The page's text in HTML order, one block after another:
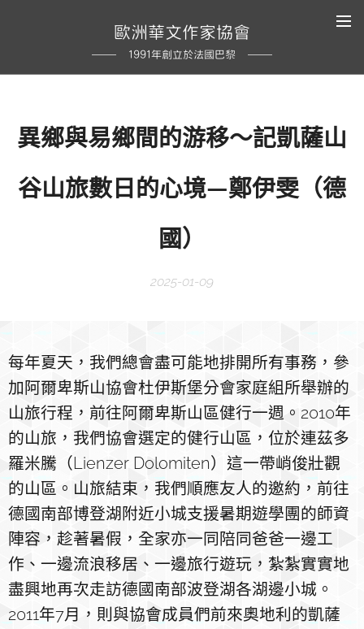
歐洲華文作家協會
1991年創立於法國巴黎
異鄉與易鄉間的游移～記凱薩山
谷山旅數日的心境—鄭伊雯（德
國）
2025-01-09
每年夏天，我們總會盡可能地排開所有事務，參
加阿爾卑斯山協會杜伊斯堡分會家庭組所舉辦的
山旅行程，前往阿爾卑斯山區健行一週。2010年
的山旅，我們協會選定的健行山區，位於連茲多
羅米騰（Lienzer Dolomiten）這一帶峭俊壯觀
的山區。山旅結束，我們順應友人的邀約，前往
德國南部博登湖附近小城支援暑期遊學團的師資
陣容，趁著暑假，全家亦一同陪同爸爸一邊工
作、一邊流浪移居、一邊旅行遊玩，紮紮實實地
盡興地再次走訪德國南部波登湖各湖邊小城。
2011年7月，則與協會成員們前來奧地利的凱薩